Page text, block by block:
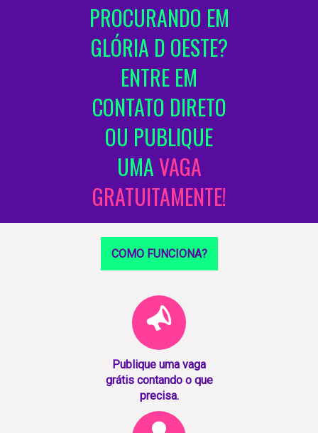
PROCURANDO EM
GLÓRIA D OESTE?
ENTRE EM
CONTATO DIRETO
OU PUBLIQUE
UMAVAGA
GRATUITAMENTE!
COMO FUNCIONA?
Publique uma vaga
grátis contando o que
precisa.